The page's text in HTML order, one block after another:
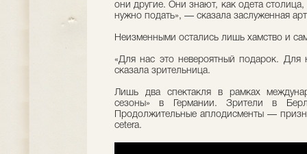
они другие. Они знают, как одета
нужно подать», — сказала заслуженная
Неизменными остались лишь хамство и
«Для нас это невероятный подарок.
сказала зрительница.
Лишь два спектакля в рамках
сезоны» в Германии. Зрители в
Продолжительные аплодисменты —
cetera.